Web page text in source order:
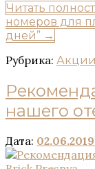
Читать
номеров для
дней” →
Рубрика: Акции
нашего
Дата: 02.06.2019